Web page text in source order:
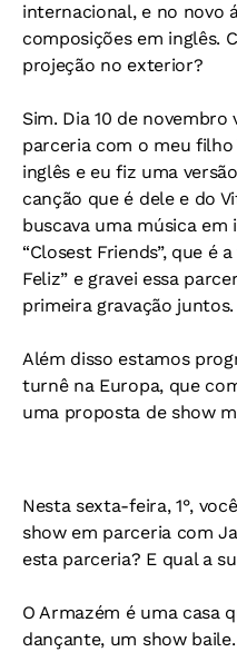
internacional, e no novo
composições em inglês.
projeção no exterior?
Sim. Dia 10 de novembro
parceria com o meu filho
inglês e eu fiz uma
canção que é dele e do
buscava uma música em
“Closest Friends”, que é
Feliz” e gravei essa
primeira gravação juntos.
Além disso estamos
turnê na Europa, que
uma proposta de show
Nesta sexta-feira, 1°,
show em parceria com
esta parceria? E qual a
O Armazém é uma casa
dançante, um show